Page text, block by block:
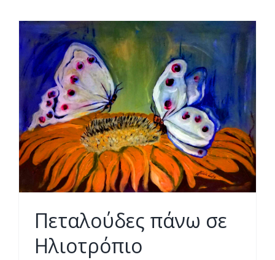
Πεταλούδες πάνω σε
Ηλιοτρόπιο